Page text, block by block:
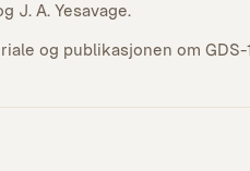
J. A. Yesavage.
og publikasjonen om GDS-